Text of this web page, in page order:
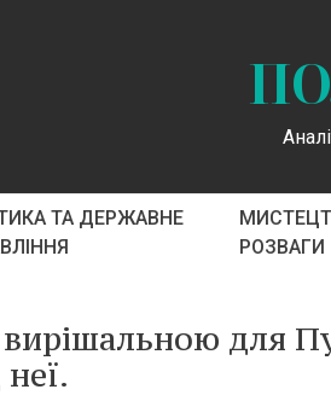
ТА ДЕРЖАВНЕ
РОЗВАГИ
для